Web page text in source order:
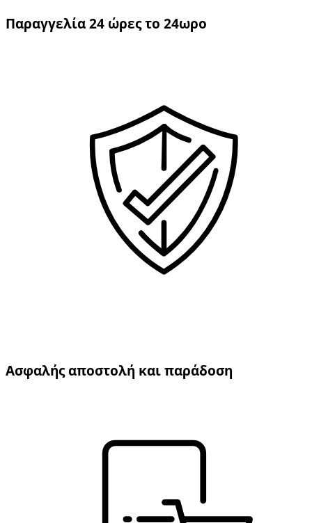
Παραγγελία 24 ώρες το 24ωρο
Ασφαλής αποστολή και παράδοση